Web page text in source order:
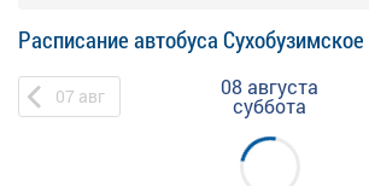
Расписание автобуса
07 авг 08 августа
суббота